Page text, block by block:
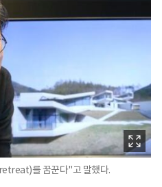
를 꿈꾼다"고 말했다.